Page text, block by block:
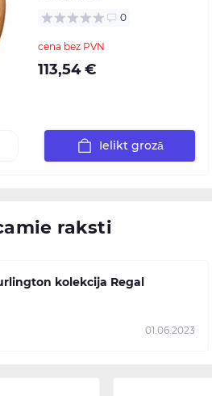
0
cena bez PVN
113,54 €
Ielikt grozā
raksti
01.06.2023
kolekcija Regal